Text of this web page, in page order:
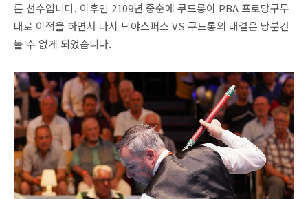
른 선수입니다. 이후인 2109년 중순에 쿠드롱이 PBA 프로당구무
대로 이적을 하면서 다시 딕야스퍼스 VS 쿠드롱의 대결은 당분간
볼 수 없게 되었습니다.